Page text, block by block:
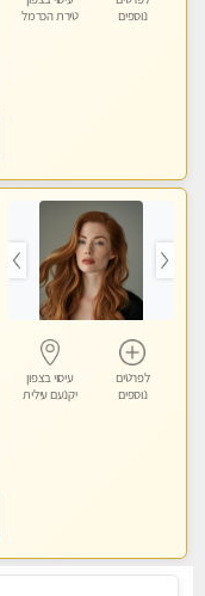
נוספים
טירת הכרמל
לפרטים
נוספים
עיסוי בצפון
יקנעם עילית